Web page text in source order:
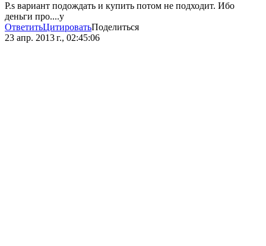
P.s вариант подождать и купить потом не подходит. Ибо
деньги про....у
ОтветитьЦитироватьПоделиться
23 апр. 2013 г., 02:45:06